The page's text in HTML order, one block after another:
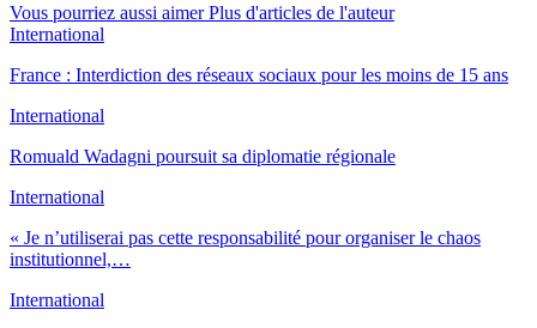
Vous pourriez aussi aimer Plus d'articles de l'auteur
International
France : Interdiction des réseaux sociaux pour les moins de 15 ans
International
Romuald Wadagni poursuit sa diplomatie régionale
International
« Je n’utiliserai pas cette responsabilité pour organiser le chaos
institutionnel,…
International